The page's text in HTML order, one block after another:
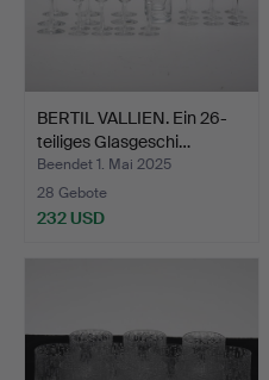
BERTIL VALLIEN. Ein 26-
teiliges Glasgeschi…
Beendet 1. Mai 2025
28 Gebote
232 USD